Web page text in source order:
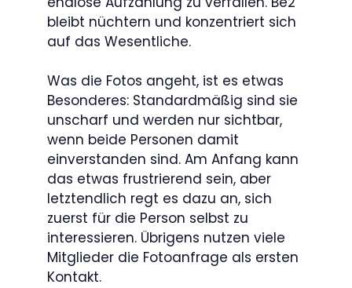
bleibt nüchtern und konzentriert sich
auf das Wesentliche.
Was die Fotos angeht, ist es etwas
Besonderes: Standardmäßig sind sie
unscharf und werden nur sichtbar,
wenn beide Personen damit
einverstanden sind. Am Anfang kann
das etwas frustrierend sein, aber
letztendlich regt es dazu an, sich
zuerst für die Person selbst zu
interessieren. Übrigens nutzen viele
Mitglieder die Fotoanfrage als ersten
Kontakt.